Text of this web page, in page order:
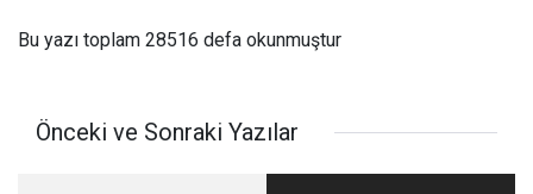
Bu yazı toplam 28516 defa okunmuştur
Önceki ve Sonraki Yazılar